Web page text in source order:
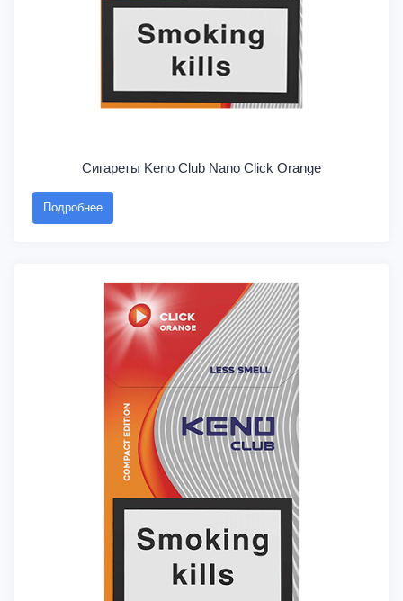
Сигареты Keno Club Nano Click Orange
Подробнее